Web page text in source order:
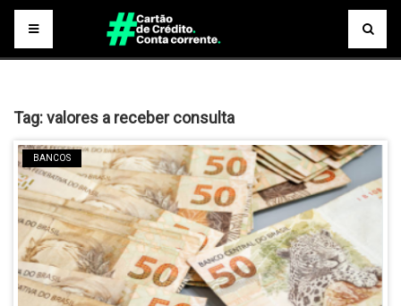
Tag:valores a receber consulta
BANCOS